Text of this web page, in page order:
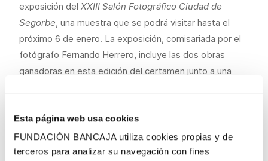
Esta página web usa cookies
FUNDACIÓN BANCAJA utiliza cookies propias y de
terceros para analizar su navegación con fines
exposición del XXIII Salón Fotográfico Ciudad de
Segorbe, una muestra que se podrá visitar hasta el
próximo 6 de enero. La exposición, comisariada por el
fotógrafo Fernando Herrero, incluye las dos obras
ganadoras en esta edición del certamen junto a una
Este año, el premio en la sección de temática libre,